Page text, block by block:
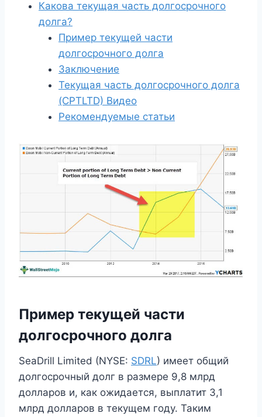
Какова текущая часть долгосрочного
долга?
Пример текущей части
долгосрочного долга
Заключение
Текущая часть долгосрочного долга
(CPTLTD) Видео
Рекомендуемые статьи
Пример текущей части
долгосрочного долга
SeaDrill Limited (NYSE: SDRL) имеет общий
долгосрочный долг в размере 9,8 млрд
долларов и, как ожидается, выплатит 3,1
млрд долларов в текущем году. Таким